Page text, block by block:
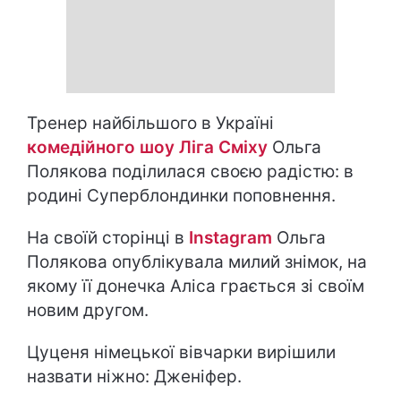
Тренер найбільшого в Україні
комедійного шоу Ліга Сміху Ольга
Полякова поділилася своєю радістю: в
родині Суперблондинки поповнення.
На своїй сторінці в Instagram Ольга
Полякова опублікувала милий знімок, на
якому її донечка Аліса грається зі своїм
новим другом.
Цуценя німецької вівчарки вирішили
назвати ніжно: Дженіфер.